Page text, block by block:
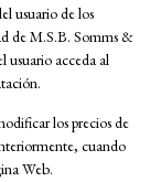
usuario de los
de M.S.B. Somms &
usuario acceda al
los precios de
cuando
Web.